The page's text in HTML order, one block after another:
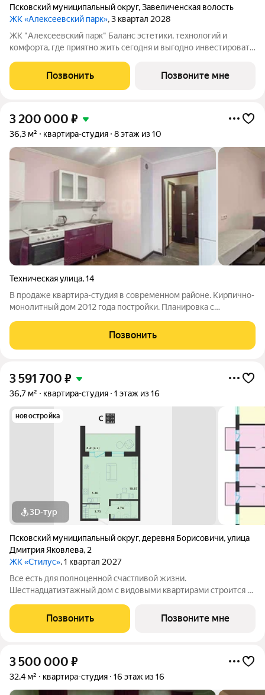
Псковский муниципальный округ,Завеличенская волость
ЖК «Алексеевский парк», 3 квартал 2028
ЖК "Алексеевский парк" Баланс эстетики, технологий и
комфорта, где приятно жить сегодня и выгодно инвестировать
современный проект комфорт класса в развивающемся
районе дальнего Завеличья. Дом выполнен в
Позвонить Позвоните мне
3 200 000 ₽
36,3 м² квартира-студия 8 этаж из 10
Техническая улица,14
В продаже квартира-студия в современном районе. Кирпично-
монолитный дом 2012 года постройки. Планировка с
для проживания, так и в качестве инвестиции для сдачи в
аренду. Район динамично
Позвонить
3 591 700 ₽
36,7 м² квартира-студия 1 этаж из 16
новостройка
3D-тур
Псковский муниципальный округ, деревня Борисовичи,улица
Дмитрия Яковлева, 2
ЖК «Стилус», 1 квартал 2027
Все есть для полноценной счастливой жизни.
Шестнадцатиэтажный дом с видовыми квартирами строится в
инфраструктуры микрорайона «Борисовичи». Здесь комфорт
сочетается с удобством: развитая
Позвонить Позвоните мне
3 500 000 ₽
32,4 м² квартира-студия 16 этаж из 16